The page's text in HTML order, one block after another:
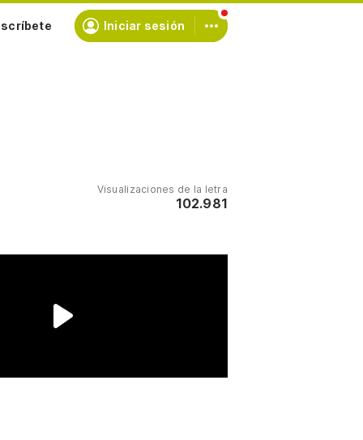
Iniciar sesión
Visualizaciones de la letra
102.981